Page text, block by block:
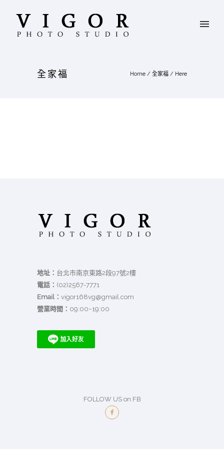
全家福 Home / 全家福 / Here
地址： 台北市南京東路2段97號2樓
電話： (02)2567-7771
Email： vigor168vg@gmail.com
營業時間： 09:00~19:00
FOLLOW US on FB